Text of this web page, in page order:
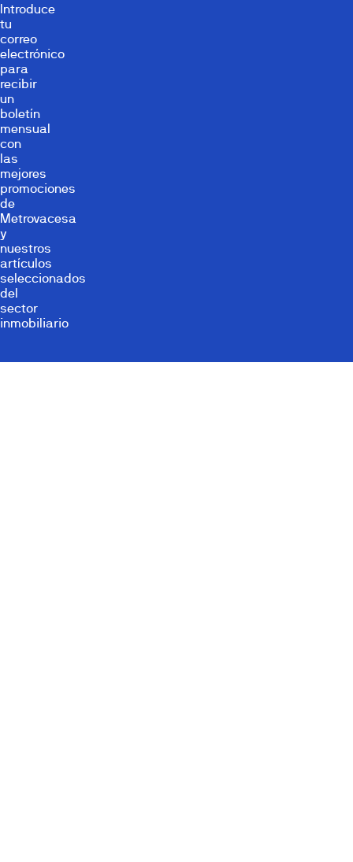
Introduce
tu
correo
electrónico
para
recibir
un
boletín
mensual
con
las
mejores
promociones
de
Metrovacesa
y
nuestros
artículos
seleccionados
del
sector
inmobiliario